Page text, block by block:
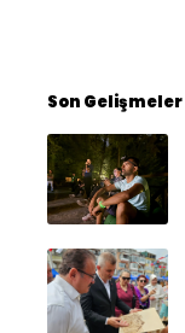
Son Gelişmeler